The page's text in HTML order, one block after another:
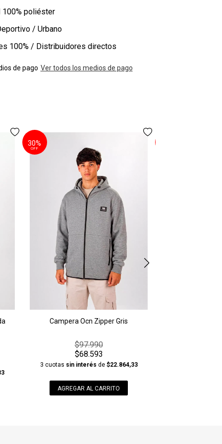
100% poliéster
/ Urbano
100% / Distribuidores directos
de pago Ver todos los medios de pago
Campera Ocn Zipper Gris
30%
OFF
$97.990
$68.593
3 cuotas sin interés de $22.864,33
AGREGAR AL CARRITO